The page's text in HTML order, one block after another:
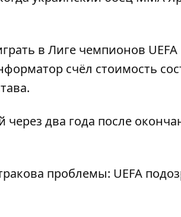
в Лиге чемпионов
счёл стоимость
через два года после
проблемы: UEFA